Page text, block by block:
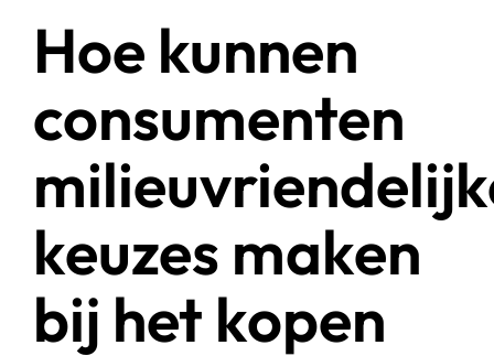
Hoe kunnen
consumenten
keuzes maken
bij het kopen